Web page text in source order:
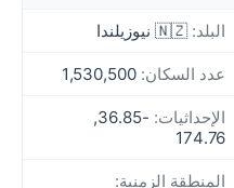
البلد: 🇳🇿 نيوزيلندا
عدد السكان:
الإحداثيات:
-36.85,
174.76
المنطقة الزمنية: